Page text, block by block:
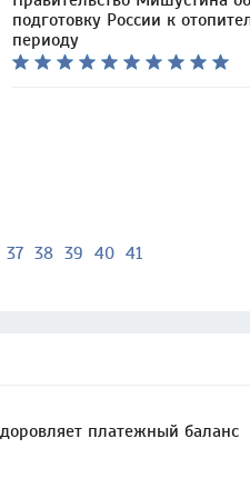
подготовку России к
периоду
37 38 39 40 41
платежный баланс